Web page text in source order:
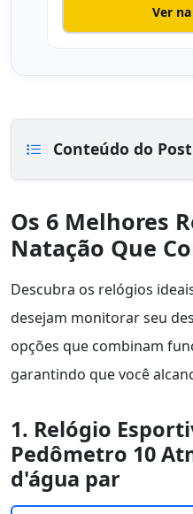
Ver
Conteúdo do Post
Os 6 Melhores
Natação Que
Descubra os relógios
desejam monitorar seu
opções que combinam
garantindo que você
1. Relógio
Pedômetro 10
d'água par